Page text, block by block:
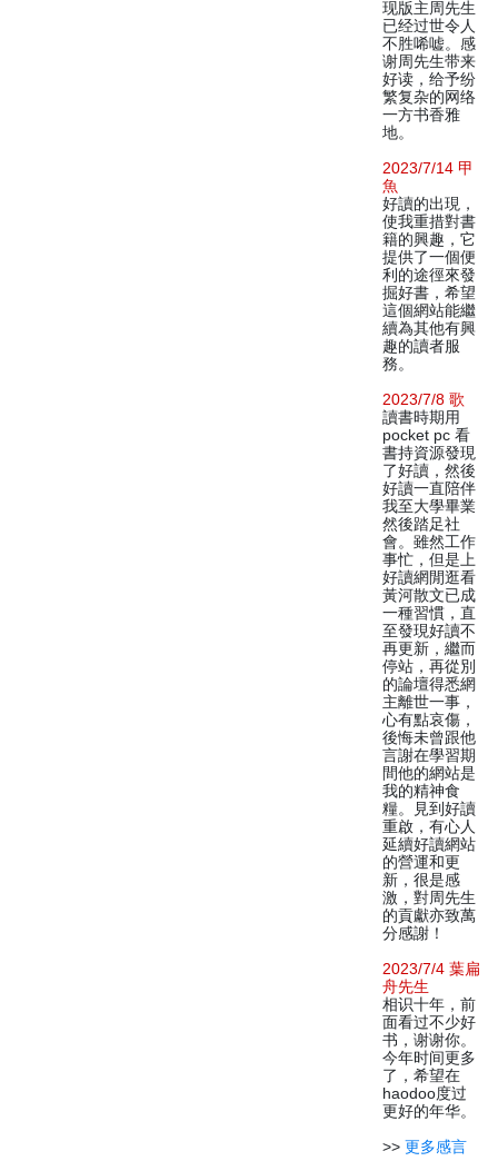
现版主周先生
已经过世令人
不胜唏嘘。感
谢周先生带来
好读，给予纷
繁复杂的网络
一方书香雅
地。
2023/7/14 甲
魚
好讀的出現，
使我重措對書
籍的興趣，它
提供了一個便
利的途徑來發
掘好書，希望
這個網站能繼
續為其他有興
趣的讀者服
務。
2023/7/8 歌
讀書時期用
pocket pc 看
書持資源發現
了好讀，然後
好讀一直陪伴
我至大學畢業
然後踏足社
會。雖然工作
事忙，但是上
好讀網閒逛看
黃河散文已成
一種習慣，直
至發現好讀不
再更新，繼而
停站，再從別
的論壇得悉網
主離世一事，
心有點哀傷，
後悔未曾跟他
言謝在學習期
間他的網站是
我的精神食
糧。見到好讀
重啟，有心人
延續好讀網站
的營運和更
新，很是感
激，對周先生
的貢獻亦致萬
分感謝！
2023/7/4 葉扁
舟先生
相识十年，前
面看过不少好
书，谢谢你。
今年时间更多
了，希望在
haodoo度过
更好的年华。
>> 更多感言